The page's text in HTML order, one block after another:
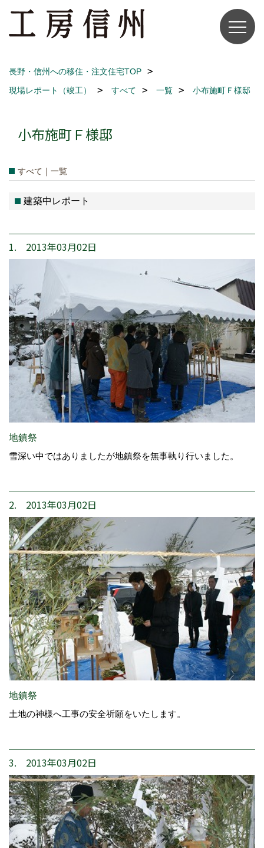
長野・信州への移住・注文住宅TOP
現場レポート（竣工）
すべて 一覧 小布施町Ｆ様邸
小布施町Ｆ様邸
すべて｜一覧
建築中レポート
1. 2013年03月02日
地鎮祭
雪深い中ではありましたが地鎮祭を無事執り行いました。
2. 2013年03月02日
地鎮祭
土地の神様へ工事の安全祈願をいたします。
3. 2013年03月02日